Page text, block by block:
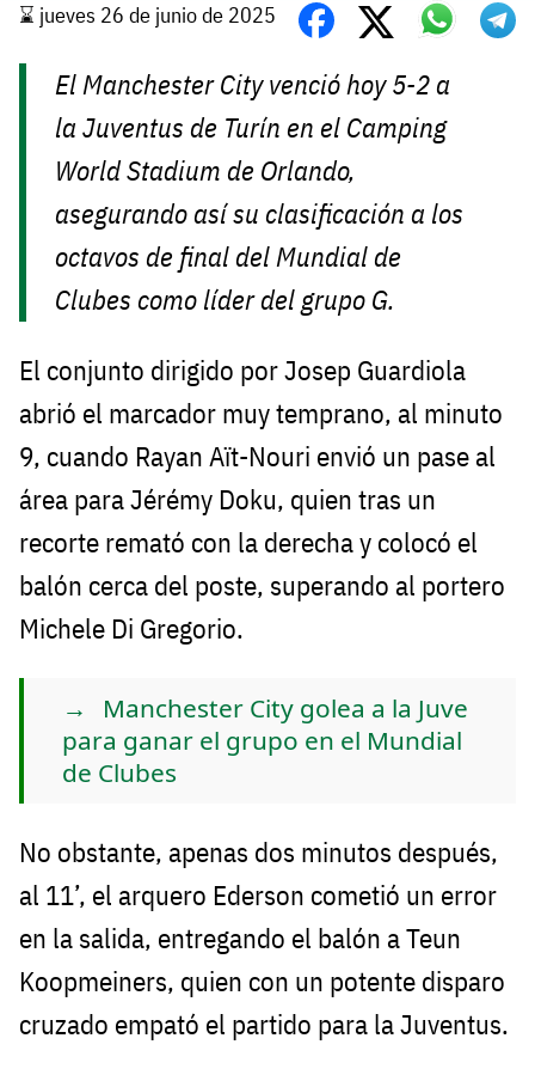
⌛️ jueves 26 de junio de 2025
El Manchester City venció hoy 5-2 a
la Juventus de Turín en el Camping
World Stadium de Orlando,
asegurando así su clasificación a los
octavos de final del Mundial de
Clubes como líder del grupo G.
El conjunto dirigido por Josep Guardiola
abrió el marcador muy temprano, al minuto
9, cuando Rayan Aït-Nouri envió un pase al
área para Jérémy Doku, quien tras un
recorte remató con la derecha y colocó el
balón cerca del poste, superando al portero
Michele Di Gregorio.
Manchester City golea a la Juve
para ganar el grupo en el Mundial
de Clubes
No obstante, apenas dos minutos después,
al 11’, el arquero Ederson cometió un error
en la salida, entregando el balón a Teun
Koopmeiners, quien con un potente disparo
cruzado empató el partido para la Juventus.